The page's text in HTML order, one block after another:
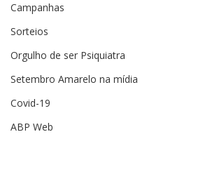
Campanhas
Sorteios
Orgulho de ser Psiquiatra
Setembro Amarelo na mídia
Covid-19
ABP Web